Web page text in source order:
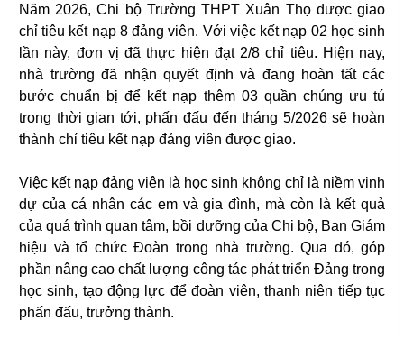
Năm 2026, Chi bộ Trường THPT Xuân Thọ được giao
chỉ tiêu kết nạp 8 đảng viên. Với việc kết nạp 02 học sinh
lần này, đơn vị đã thực hiện đạt 2/8 chỉ tiêu. Hiện nay,
nhà trường đã nhận quyết định và đang hoàn tất các
bước chuẩn bị để kết nạp thêm 03 quần chúng ưu tú
trong thời gian tới, phấn đấu đến tháng 5/2026 sẽ hoàn
thành chỉ tiêu kết nạp đảng viên được giao.
Việc kết nạp đảng viên là học sinh không chỉ là niềm vinh
dự của cá nhân các em và gia đình, mà còn là kết quả
của quá trình quan tâm, bồi dưỡng của Chi bộ, Ban Giám
hiệu và tổ chức Đoàn trong nhà trường. Qua đó, góp
phần nâng cao chất lượng công tác phát triển Đảng trong
học sinh, tạo động lực để đoàn viên, thanh niên tiếp tục
phấn đấu, trưởng thành.